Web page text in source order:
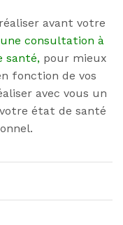
avant votre
consultation à
santé,pour mieux
fonction de vos
avec vous un
état de santé